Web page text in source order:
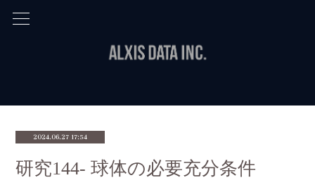
2024.06.27 17:54
研究144- 球体の必要充分条件